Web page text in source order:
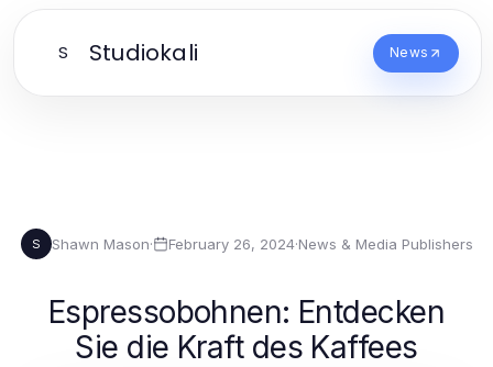
S Studiokali News
S Shawn Mason· February 26, 2024·News & Media Publishers
Espressobohnen: Entdecken
Sie die Kraft des Kaffees